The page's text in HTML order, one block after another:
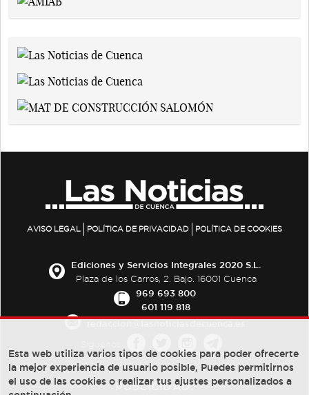
AVISO LEGAL POLÍTICA DE PRIVACIDAD POLÍTICA DE COOKIES
Ediciones y Servicios Integrales 2020 S.L.
Plaza de los Carros, 2. Bajo. 16001 Cuenca
969 693 800
601 119 818
PUBLICIDAD:
Esta web utiliza varios tipos de cookies para poder ofrecerte
la mejor experiencia de usuario posible, Puedes permitirnos
el uso de las cookies o realizar tus ajustes personalizados a